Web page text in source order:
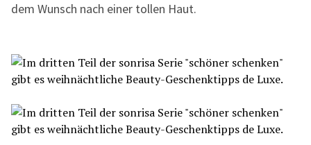
dem Wunsch nach einer tollen Haut.